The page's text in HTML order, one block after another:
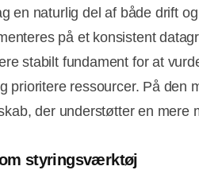
en naturlig del af både drift
på et konsistent
stabilt fundament for at
prioritere ressourcer. På den
der understøtter en mere
styringsværktøj